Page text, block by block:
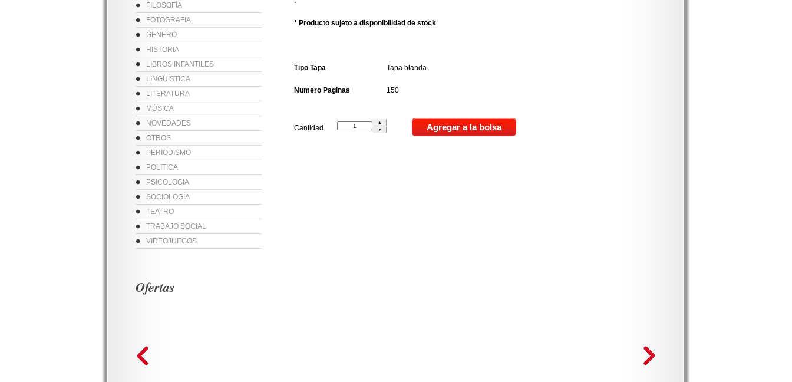
FILOSOFÍA
FOTOGRAFIA
GENERO
HISTORIA
LIBROS INFANTILES
LINGÜÍSTICA
LITERATURA
MÚSICA
NOVEDADES
OTROS
PERIODISMO
POLITICA
PSICOLOGIA
SOCIOLOGÍA
TEATRO
TRABAJO SOCIAL
VIDEOJUEGOS
* Producto sujeto a disponibilidad de stock
Tipo Tapa Tapa blanda
Numero Paginas 150
Cantidad
Ofertas